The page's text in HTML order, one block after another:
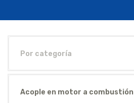
Por categoría
Acople en motor a combustión